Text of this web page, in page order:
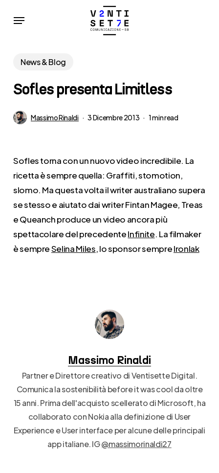
Menu
News & Blog
Sofles presenta Limitless
Massimo Rinaldi 3 Dicembre 2013 1 min read
Sofles torna con un nuovo video incredibile. La
ricetta è sempre quella: Graffiti, stomotion,
slomo. Ma questa volta il writer australiano supera
se stesso e aiutato dai writer Fintan Magee, Treas
e Queanch produce un video ancora più
spettacolare del precedenteInfinite. La filmaker
è sempreSelina Miles, lo sponsor sempreIronlak
Massimo Rinaldi
Partner e Direttore creativo di Ventisette Digital.
Comunica la sostenibilità before it was cool da oltre
15 anni. Prima dell'acquisto scellerato di Microsoft, ha
collaborato con Nokia alla definizione di User
Experience e User interface per alcune delle principali
app italiane. IG@massimorinaldi27